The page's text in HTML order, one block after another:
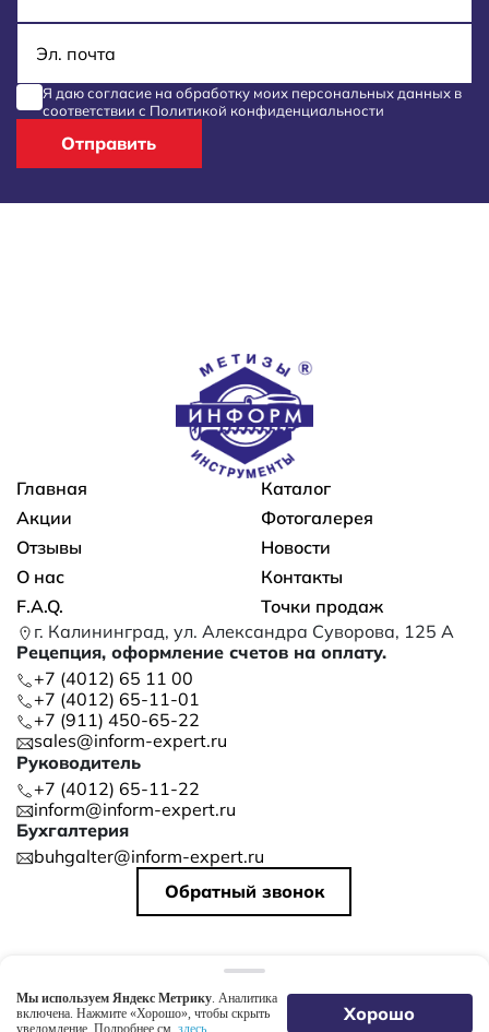
Мы используем Яндекс Метрику. Аналитика
включена. Нажмите «Хорошо», чтобы скрыть
уведомление. Подробнее см. здесь
Хорошо
Я даю согласие на обработку моих персональных данных в
соответствии с Политикой конфиденциальности
Отправить
Основная навигация
Главная
Каталог
Акции
Фотогалерея
Отзывы
Новости
О нас
Контакты
F.A.Q.
Точки продаж
г. Калининград, ул. Александра Суворова, 125 А
Рецепция, оформление счетов на оплату.
+7 (4012) 65 11 00
+7 (4012) 65-11-01
+7 (911) 450-65-22
sales@inform-expert.ru
Руководитель
+7 (4012) 65-11-22
inform@inform-expert.ru
Бухгалтерия
buhgalter@inform-expert.ru
Обратный звонок
Политика конфиденциальности
Создание сайтов Webvesta